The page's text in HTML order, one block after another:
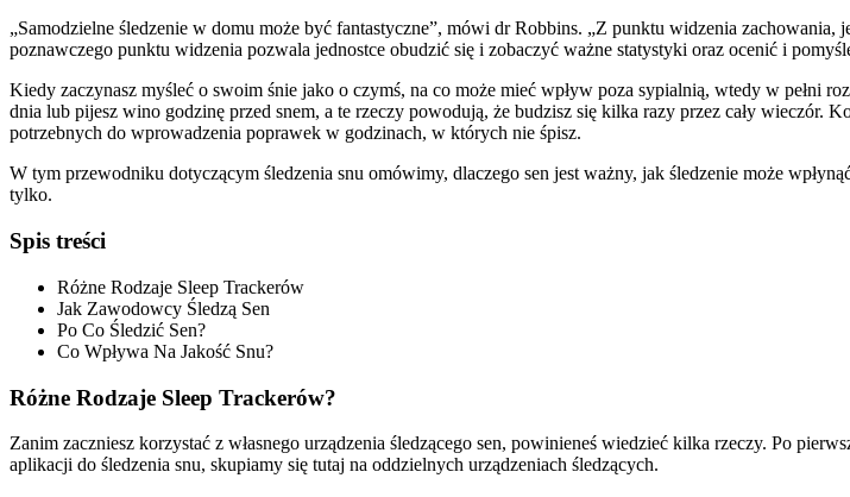
„Samodzielne śledzenie w domu może być fantastyczne”, mówi dr Robbins. „Z punktu widzenia
poznawczego punktu widzenia pozwala jednostce obudzić się i zobaczyć ważne statystyki oraz ocenić i
Kiedy zaczynasz myśleć o swoim śnie jako o czymś, na co może mieć wpływ poza sypialnią, wtedy w pełni
dnia lub pijesz wino godzinę przed snem, a te rzeczy powodują, że budzisz się kilka razy przez cały wieczór.
potrzebnych do wprowadzenia poprawek w godzinach, w których nie śpisz.
W tym przewodniku dotyczącym śledzenia snu omówimy, dlaczego sen jest ważny, jak śledzenie może
tylko.
Spis treści
Różne Rodzaje Sleep Trackerów
Jak Zawodowcy Śledzą Sen
Po Co Śledzić Sen?
Co Wpływa Na Jakość Snu?
Różne Rodzaje Sleep Trackerów?
Zanim zaczniesz korzystać z własnego urządzenia śledzącego sen, powinieneś wiedzieć kilka rzeczy. Po
aplikacji do śledzenia snu, skupiamy się tutaj na oddzielnych urządzeniach śledzących.